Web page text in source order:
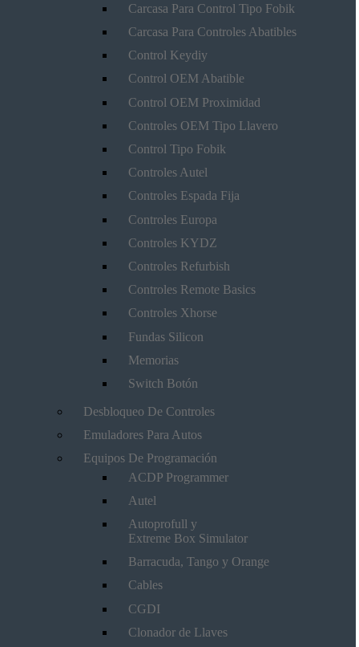
Carcasa Para Control Tipo Fobik
Carcasa Para Controles Abatibles
Control Keydiy
Control OEM Abatible
Control OEM Proximidad
Controles OEM Tipo Llavero
Control Tipo Fobik
Controles Autel
Controles Espada Fija
Controles Europa
Controles KYDZ
Controles Refurbish
Controles Remote Basics
Controles Xhorse
Fundas Silicon
Memorias
Switch Botón
Desbloqueo De Controles
Emuladores Para Autos
Equipos De Programación
ACDP Programmer
Autel
Autoprofull y
Extreme Box Simulator
Barracuda, Tango y Orange
Cables
CGDI
Clonador de Llaves